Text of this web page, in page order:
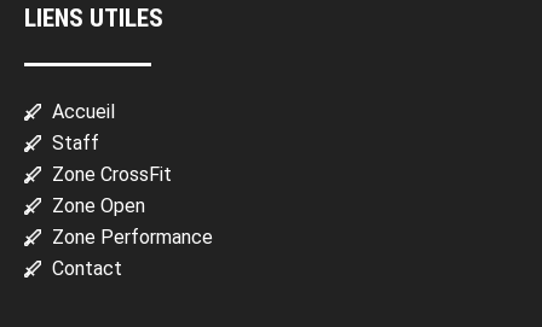
LIENS UTILES
Accueil
Staff
Zone CrossFit
Zone Open
Zone Performance
Contact